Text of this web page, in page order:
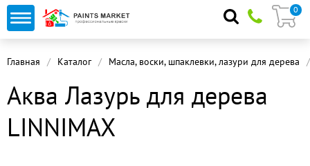
0
Главная Каталог Масла, воски, шпаклевки, лазури для дерева
Аква Лазурь для дерева
LINNIMAX